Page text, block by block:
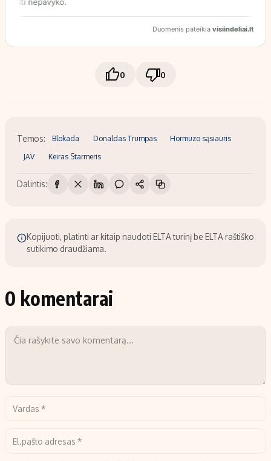
0 0
Temos: Blokada Donaldas Trumpas Hormuzo sąsiauris
JAV Keiras Starmeris
Dalintis:
Kopijuoti, platinti ar kitaip naudoti ELTA turinį be ELTA raštiško
sutikimo draudžiama.
0 komentarai